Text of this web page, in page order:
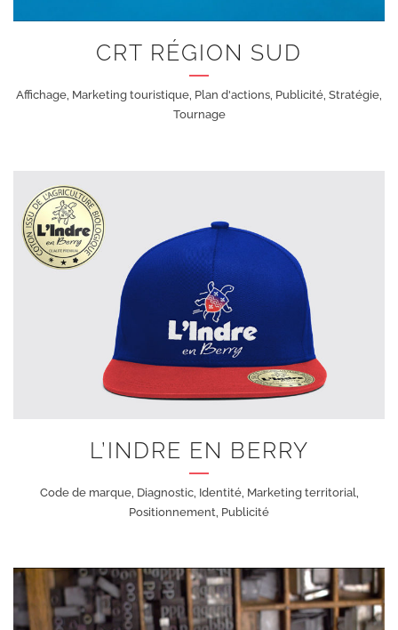
CRT RÉGION SUD
Affichage, Marketing touristique, Plan d'actions, Publicité, Stratégie,
Tournage
+
L’INDRE EN BERRY
Code de marque, Diagnostic, Identité, Marketing territorial,
Positionnement, Publicité